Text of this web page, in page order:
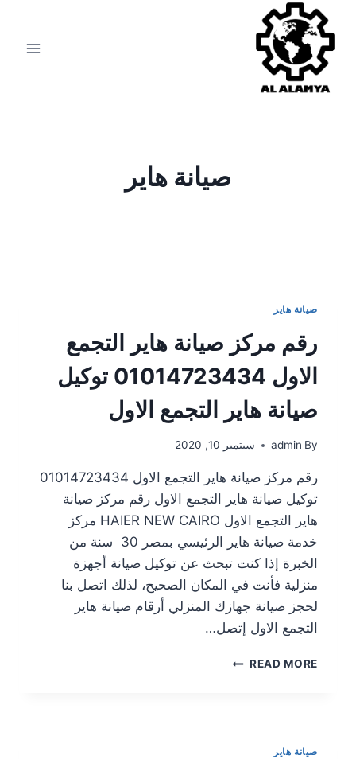
صيانة هاير
صيانة هاير
رقم مركز صيانة هاير التجمع
الاول 01014723434 توكيل
صيانة هاير التجمع الاول
By
admin سبتمبر 10, 2020
رقم مركز صيانة هاير التجمع الاول 01014723434
توكيل صيانة هاير التجمع الاول رقم مركز صيانة
هاير التجمع الاول HAIER NEW CAIRO مركز
خدمة صيانة هاير الرئيسي بمصر 30 سنة من
الخبرة إذا كنت تبحث عن توكيل صيانة أجهزة
منزلية فأنت في المكان الصحيح، لذلك اتصل بنا
لحجز صيانة جهازك المنزلي أرقام صيانة هاير
التجمع الاول إتصل…
READ MORE
صيانة هاير